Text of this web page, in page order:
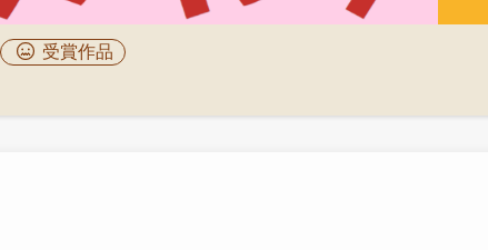
受賞作品